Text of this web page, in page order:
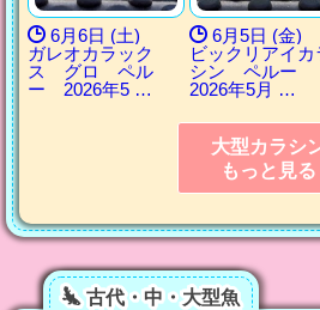
6月6日 (土)
ガレオカラック
ス グロ ペル
ー 2026年5 …
6月5日 (金)
ビックリアイカ
シン ペルー
2026年5月 …
大型カラシ
もっと見る
古代・中・大型魚